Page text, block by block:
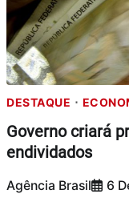
DESTAQUE
Governo criará
endividados
Agência Brasil 6